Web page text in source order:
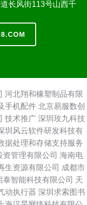
长风街113号山西千
河北翔和橡塑制品有限
手机配件 北京易服数创
技术推广 深圳玫九科技
圳风云软件研发科技有
据处理和存储支持服务
资管理有限公司 海南电
生资源有限公司 成都市
泰智能科技有限公司 天
动执行器 深圳求索图书